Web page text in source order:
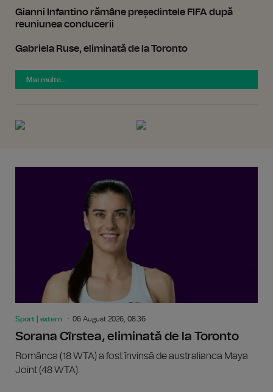
Gianni Infantino rămâne președintele FIFA după
reuniunea conducerii
Gabriela Ruse, eliminată de la Toronto
Mai multe...
Sport | extern 06 August 2026, 08:36
Sorana Cîrstea, eliminată de la Toronto
Românca (18 WTA) a fost învinsă de australianca Maya
Joint (48 WTA).